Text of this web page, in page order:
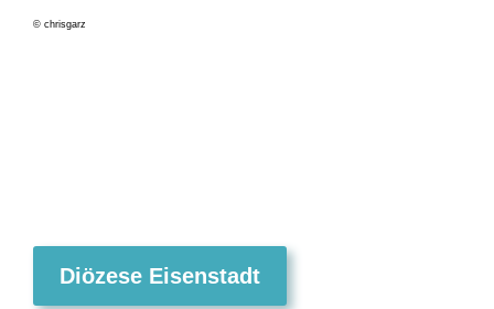
© chrisgarz
Diözese Eisenstadt